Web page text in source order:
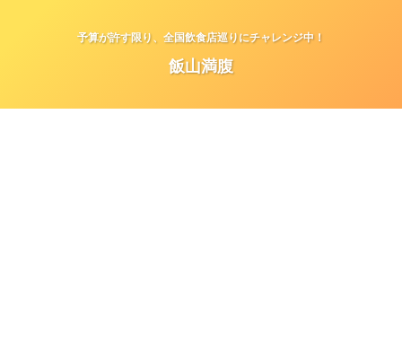
予算が許す限り、全国飲食店巡りにチャレンジ中！
飯山満腹